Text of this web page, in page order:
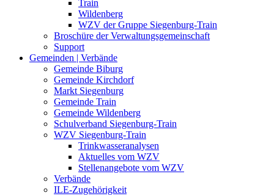
Train
Wildenberg
WZV der Gruppe Siegenburg-Train
Broschüre der Verwaltungsgemeinschaft
Support
Gemeinden | Verbände
Gemeinde Biburg
Gemeinde Kirchdorf
Markt Siegenburg
Gemeinde Train
Gemeinde Wildenberg
Schulverband Siegenburg-Train
WZV Siegenburg-Train
Trinkwasseranalysen
Aktuelles vom WZV
Stellenangebote vom WZV
Verbände
ILE-Zugehörigkeit